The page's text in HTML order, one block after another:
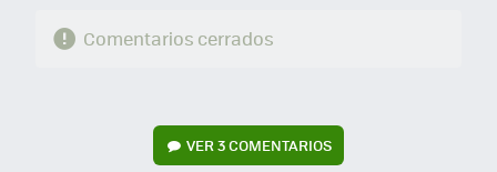
Comentarios cerrados
VER3 COMENTARIOS